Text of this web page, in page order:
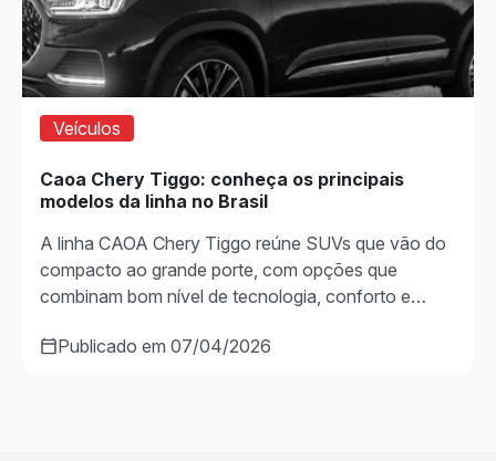
Veículos
Caoa Chery Tiggo: conheça os principais
modelos da linha no Brasil
A linha CAOA Chery Tiggo reúne SUVs que vão do
compacto ao grande porte, com opções que
combinam bom nível de tecnologia, conforto e…
Publicado em 07/04/2026